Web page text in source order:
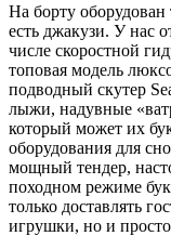
На борту
есть джакузи. У нас
числе скоростной
топовая модель
подводный скутер
лыжи, надувные
который может их
оборудования для
мощный тендер,
походном режиме
только доставлять
игрушки, но и просто